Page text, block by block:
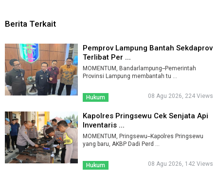
Berita Terkait
Pemprov Lampung Bantah Sekdaprov
Terlibat Per ...
MOMENTUM, Bandarlampung--Pemerintah
Provinsi Lampung membantah tu ...
Hukum 08 Agu 2026, 224 Views
Kapolres Pringsewu Cek Senjata Api
Inventaris ...
MOMENTUM, Pringsewu--Kapolres Pringsewu
yang baru, AKBP Dadi Perd ...
Hukum 08 Agu 2026, 142 Views